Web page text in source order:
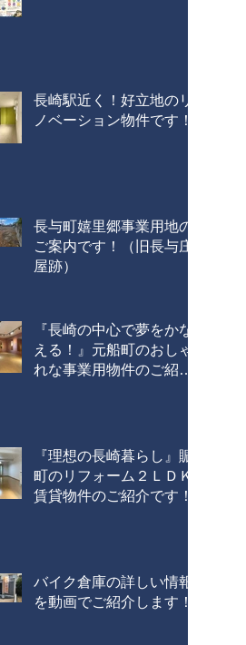
長崎駅近く！好立地のリ
ノベーション物件です！
長与町嬉里郷事業用地の
ご案内です！（旧長与庄
屋跡）
『長崎の中心で夢をかな
える！』元船町のおしゃ
れな事業用物件のご紹介
『理想の長崎暮らし』賑
町のリフォーム２ＬＤＫ
賃貸物件のご紹介です！
バイク倉庫の詳しい情報
を動画でご紹介します！